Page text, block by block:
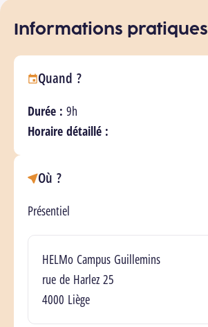
Informations pratiques
Quand ?
Durée : 9h
Horaire détaillé :
Où ?
Présentiel
Lieu(x)
HELMo Campus Guillemins
rue de Harlez 25
4000 Liège